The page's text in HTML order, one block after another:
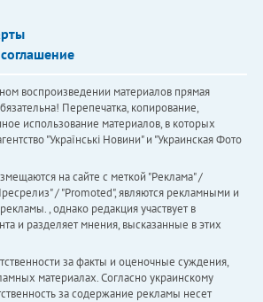
воспроизведении материалов прямая
Перепечатка, копирование,
использование материалов, в которых
"Українськi Новини" и "Украинская Фото
на сайте с меткой "Реклама" /
/ "Promoted", являются рекламными и
, однако редакция участвует в
и разделяет мнения, высказанные в этих
за факты и оценочные суждения,
материалах. Согласно украинскому
за содержание рекламы несет